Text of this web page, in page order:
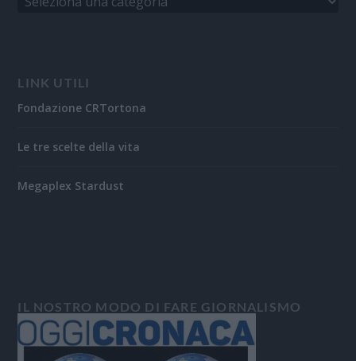
LINK UTILI
Fondazione CRTortona
Le tre scelte della vita
Megaplex Stardust
IL NOSTRO MODO DI FARE GIORNALISMO